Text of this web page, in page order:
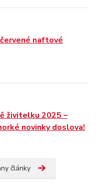
naftové
živitelku 2025 –
novinky doslova!
články